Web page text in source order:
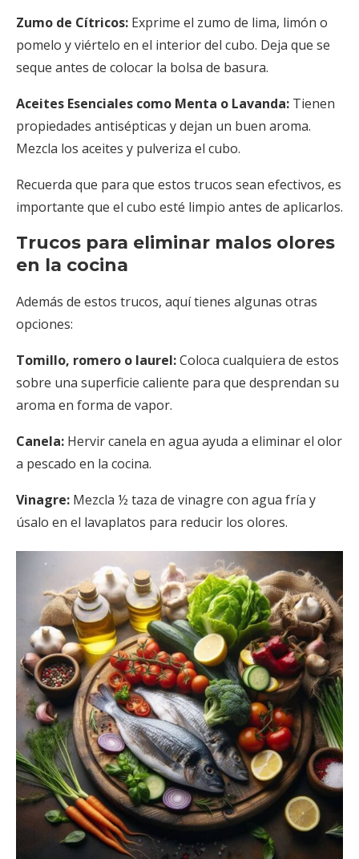
Zumo de Cítricos: Exprime el zumo de lima, limón o
pomelo y viértelo en el interior del cubo. Deja que se
seque antes de colocar la bolsa de basura.
Aceites Esenciales como Menta o Lavanda: Tienen
propiedades antisépticas y dejan un buen aroma.
Mezcla los aceites y pulveriza el cubo.
Recuerda que para que estos trucos sean efectivos, es
importante que el cubo esté limpio antes de aplicarlos.
Trucos para eliminar malos olores
en la cocina
Además de estos trucos, aquí tienes algunas otras
opciones:
Tomillo, romero o laurel:Coloca cualquiera de estos
sobre una superficie caliente para que desprendan su
aroma en forma de vapor.
Canela: Hervir canela en agua ayuda a eliminar el olor
a pescado en la cocina.
Vinagre: Mezcla ½ taza de vinagre con agua fría y
úsalo en el lavaplatos para reducir los olores.